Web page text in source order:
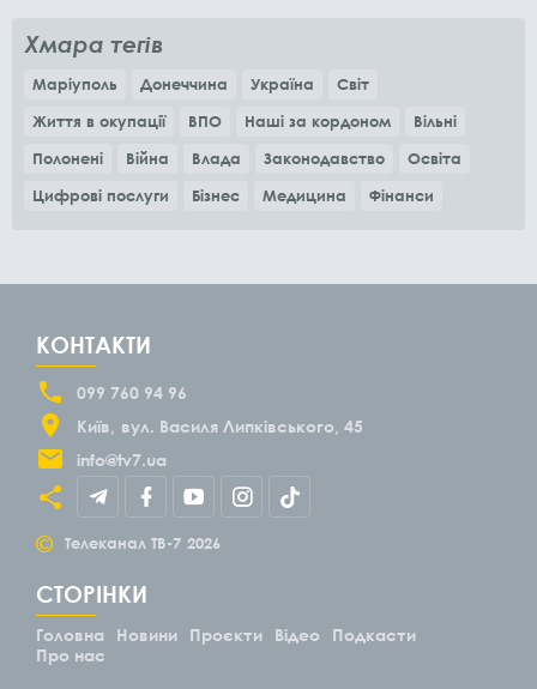
Хмара тегів
Маріуполь Донеччина Україна
Світ
Життя в окупації
ВПО Наші за кордоном
Вільні
Полонені
Війна Влада Законодавство
Освіта
Цифрові послуги
Бізнес Медицина Фінанси
КОНТАКТИ
099 760 94 96
Київ
вул. Василя Липківського, 45
info@tv7.ua
© Телеканал ТВ-7 2026
СТОРІНКИ
Головна Новини Проєкти Відео
Подкасти
Про нас